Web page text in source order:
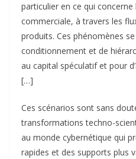
particulier en ce qui
commerciale, à travers les
produits. Ces phénomènes
conditionnement et de
au capital spéculatif et pour
[…]
Ces scénarios sont sans
transformations techno-
au monde cybernétique qui
rapides et des supports plus